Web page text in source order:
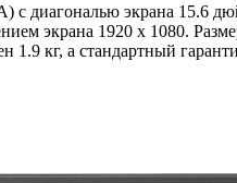
с диагональю экрана 15.6
экрана 1920 x 1080.
1.9 кг, а стандартный